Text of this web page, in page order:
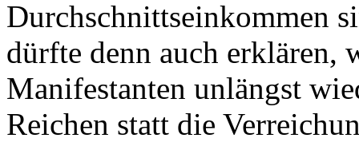
Durchschnittseinkommen
dürfte denn auch erklären,
Manifestanten unlängst
Reichen statt die